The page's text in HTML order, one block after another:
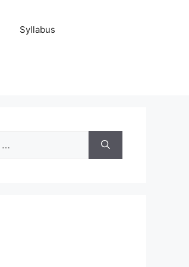
Syllabus